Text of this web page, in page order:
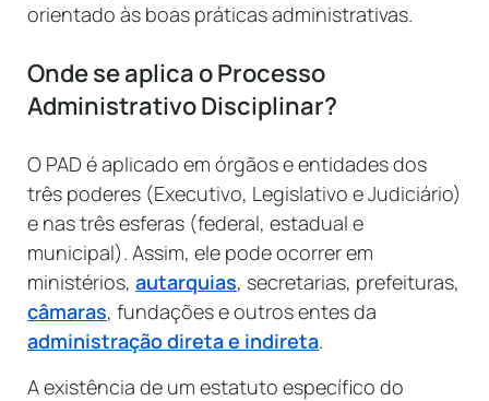
orientado às boas práticas administrativas.
Onde se aplica o Processo
Administrativo Disciplinar?
O PAD é aplicado em órgãos e entidades dos
três poderes (Executivo, Legislativo e Judiciário)
e nas três esferas (federal, estadual e
municipal). Assim, ele pode ocorrer em
ministérios, autarquias, secretarias, prefeituras,
câmaras, fundações e outros entes da
administração direta e indireta.
A existência de um estatuto específico do